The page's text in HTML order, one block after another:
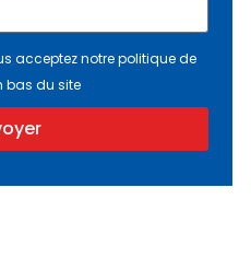
acceptez notre politique de
bas du site